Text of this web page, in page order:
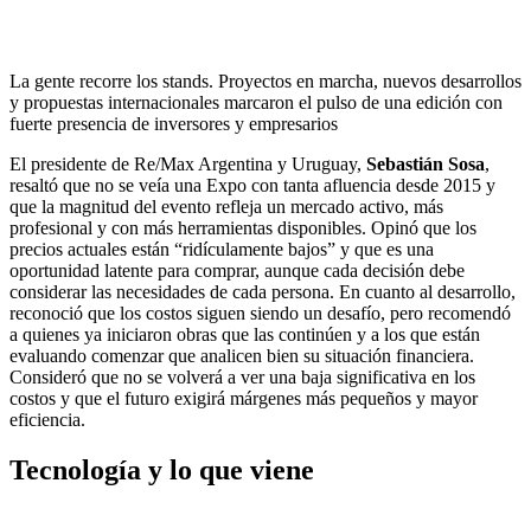
La gente recorre los stands. Proyectos en marcha, nuevos desarrollos
y propuestas internacionales marcaron el pulso de una edición con
fuerte presencia de inversores y empresarios
El presidente de Re/Max Argentina y Uruguay, Sebastián Sosa,
resaltó que no se veía una Expo con tanta afluencia desde 2015 y
que la magnitud del evento refleja un mercado activo, más
profesional y con más herramientas disponibles. Opinó que los
precios actuales están “ridículamente bajos” y que es una
oportunidad latente para comprar, aunque cada decisión debe
considerar las necesidades de cada persona. En cuanto al desarrollo,
reconoció que los costos siguen siendo un desafío, pero recomendó
a quienes ya iniciaron obras que las continúen y a los que están
evaluando comenzar que analicen bien su situación financiera.
Consideró que no se volverá a ver una baja significativa en los
costos y que el futuro exigirá márgenes más pequeños y mayor
eficiencia.
Tecnología y lo que viene